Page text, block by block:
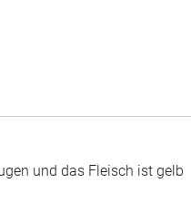
und das Fleisch ist gelb